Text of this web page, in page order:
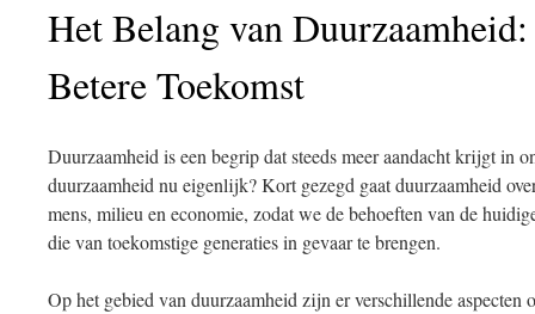
Het Belang van
Betere Toekomst
Duurzaamheid is een begrip dat steeds meer aandacht krijgt in
duurzaamheid nu eigenlijk? Kort gezegd gaat duurzaamheid
mens, milieu en economie, zodat we de behoeften van de
die van toekomstige generaties in gevaar te brengen.
Op het gebied van duurzaamheid zijn er verschillende aspecten